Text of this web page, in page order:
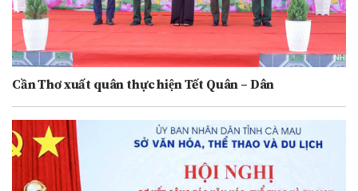
Cần Thơ xuất quân thực hiện Tết Quân – Dân